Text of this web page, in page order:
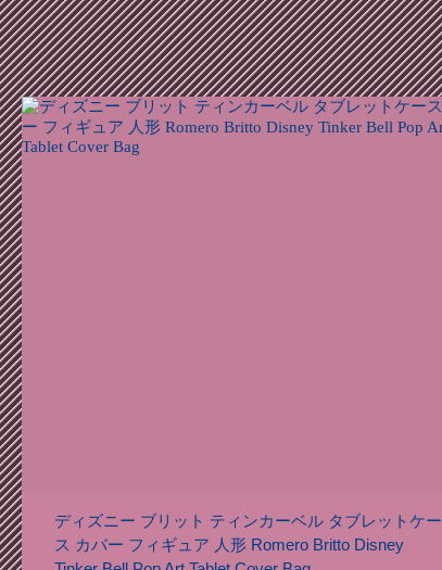
ディズニー ブリット ティンカーベル タブレットケー
ス カバー フィギュア 人形 Romero Britto Disney